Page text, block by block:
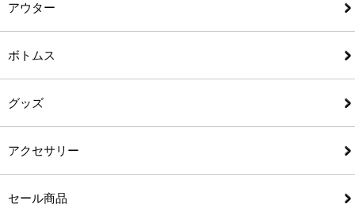
アウター
ボトムス
グッズ
アクセサリー
セール商品